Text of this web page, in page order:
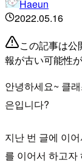
Haeun
2022.05.16
この記事は
報が古い可能性
안녕하세요~ 클
은입니다?
지난 번 글에 이
를 이어서 하고자